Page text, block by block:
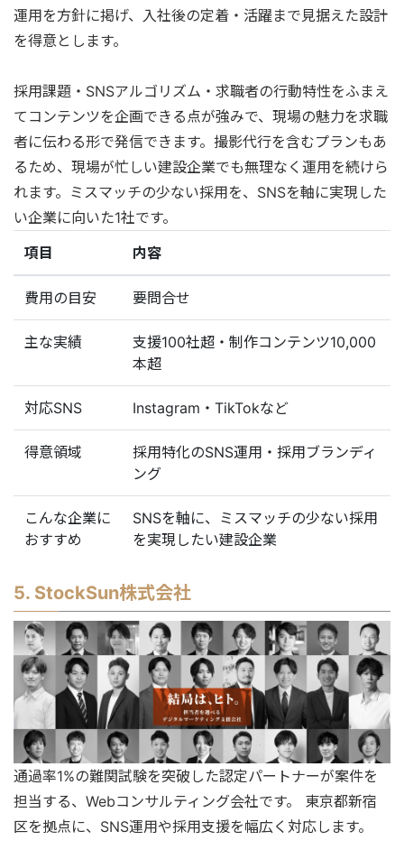
運用を方針に掲げ、入社後の定着・活躍まで見据えた設計
を得意とします。
採用課題・SNSアルゴリズム・求職者の行動特性をふまえ
てコンテンツを企画できる点が強みで、現場の魅力を求職
者に伝わる形で発信できます。撮影代行を含むプランもあ
るため、現場が忙しい建設企業でも無理なく運用を続けら
れます。ミスマッチの少ない採用を、SNSを軸に実現した
い企業に向いた1社です。
項目
内容
費用の目安 要問合せ
主な実績
支援100社超・制作コンテンツ10,000
本超
対応SNS Instagram・TikTokなど
得意領域
採用特化のSNS運用・採用ブランディ
ング
こんな企業に
おすすめ
SNSを軸に、ミスマッチの少ない採用
を実現したい建設企業
5. StockSun株式会社
通過率1%の難関試験を突破した認定パートナーが案件を
担当する、Webコンサルティング会社です。 東京都新宿
区を拠点に、SNS運用や採用支援を幅広く対応します。